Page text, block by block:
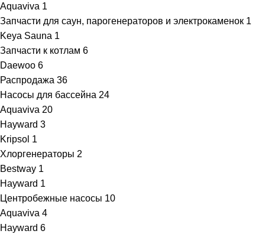
Aquaviva 1
Запчасти для саун, парогенераторов и электрокаменок 1
Keya Sauna 1
Запчасти к котлам 6
Daewoo 6
Распродажа 36
Насосы для бассейна 24
Aquaviva 20
Hayward 3
Kripsol 1
Хлоргенераторы 2
Bestway 1
Hayward 1
Центробежные насосы 10
Aquaviva 4
Hayward 6